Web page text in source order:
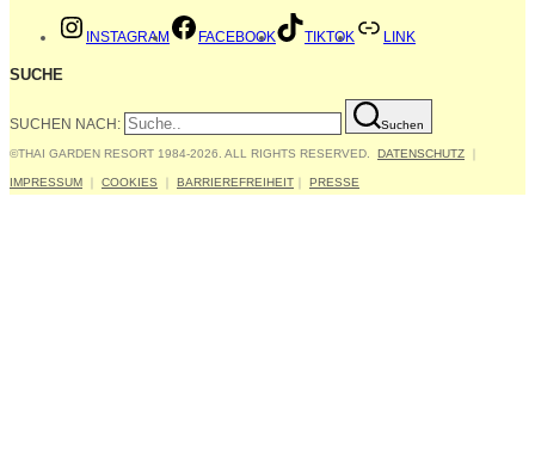
INSTAGRAM FACEBOOK TIKTOK LINK
SUCHE
SUCHEN NACH: Suchen
©THAI GARDEN RESORT 1984-2026. ALL RIGHTS RESERVED. DATENSCHUTZ
IMPRESSUM COOKIES BARRIEREFREIHEIT PRESSE